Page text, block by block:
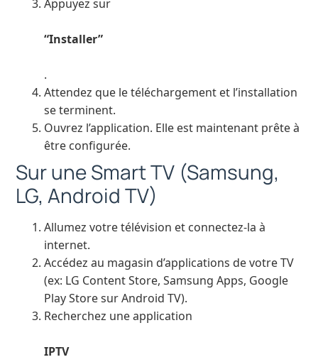
Appuyez sur
“Installer”
.
Attendez que le téléchargement et l’installation
se terminent.
Ouvrez l’application. Elle est maintenant prête à
être configurée.
Sur une Smart TV (Samsung,
LG, Android TV)
Allumez votre télévision et connectez-la à
internet.
Accédez au magasin d’applications de votre TV
(ex: LG Content Store, Samsung Apps, Google
Play Store sur Android TV).
Recherchez une application
IPTV